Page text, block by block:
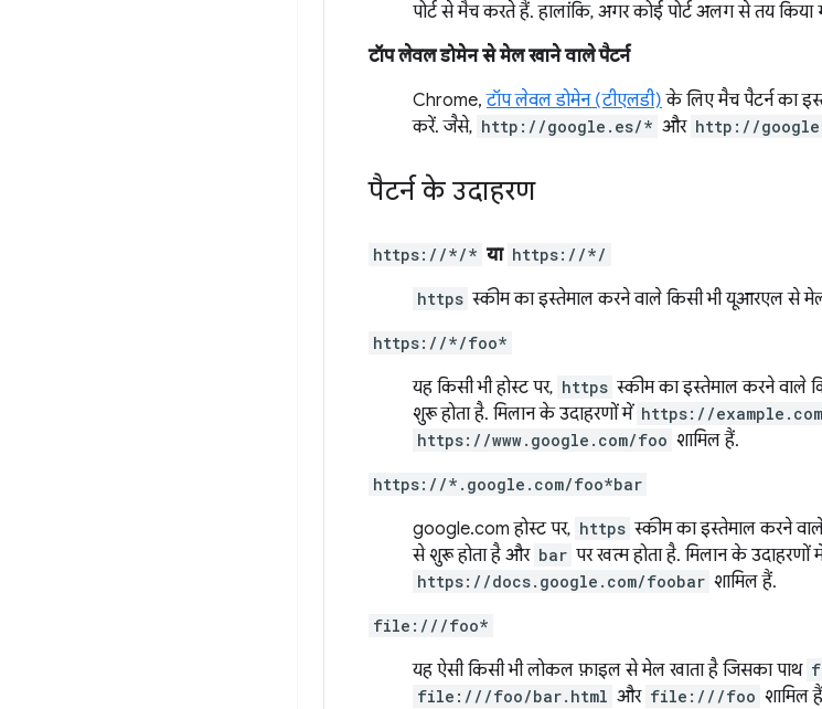
पोर्ट से मैच करते हैं. हालांकि, अगर कोई पोर्ट अलग से तय
टॉप लेवल डोमेन से मेल खाने वाले पैटर्न
Chrome,टॉप लेवल डोमेन (टीएलडी) के लिए मैच पैटर्न का
करें. जैसे, http://google.es/* और http://
पैटर्न के उदाहरण
https://*/* या https://*/
https स्कीम का इस्तेमाल करने वाले किसी भी यूआरएल से
https://*/foo*
यह किसी भी होस्ट पर, https स्कीम का इस्तेमाल करने वाले
शुरू होता है. मिलान के उदाहरणों में https://
https://www.google.com/foo शामिल हैं.
https://*.google.com/foo*bar
google.com होस्ट पर, https स्कीम का इस्तेमाल करने
से शुरू होता है और bar पर खत्म होता है. मिलान के उदाहरणों
https://docs.google.com/foobar शामिल हैं.
file:///foo*
यह ऐसी किसी भी लोकल फ़ाइल से मेल खाता है जिसका पाथ
file:///foo/bar.html और file:///foo शामिल